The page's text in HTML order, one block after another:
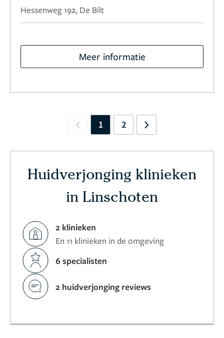
Hessenweg 192, De Bilt
Meer informatie
Previous
1 2 Next
Huidverjonging klinieken
in Linschoten
2 klinieken
En 11 klinieken in de omgeving
6 specialisten
2 huidverjonging reviews